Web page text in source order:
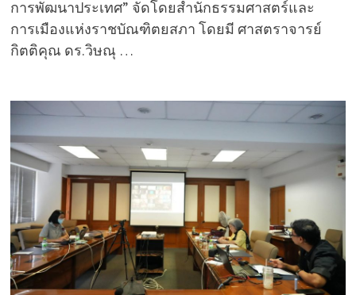
การพัฒนาประเทศ” จัดโดยสำนักธรรมศาสตร์และ
การเมืองแห่งราชบัณฑิตยสภา โดยมี ศาสตราจารย์
กิตติคุณ ดร.วิษณุ …